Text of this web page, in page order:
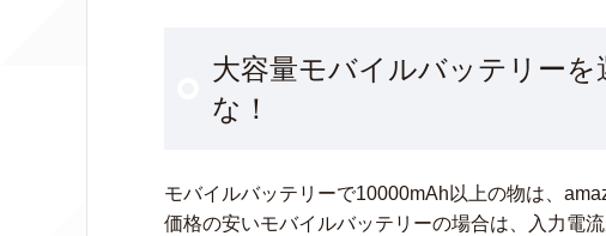
大容量モバイルバッテリー
な！
モバイルバッテリーで10000mAh以上の物は、
価格の安いモバイルバッテリーの場合は、入力電